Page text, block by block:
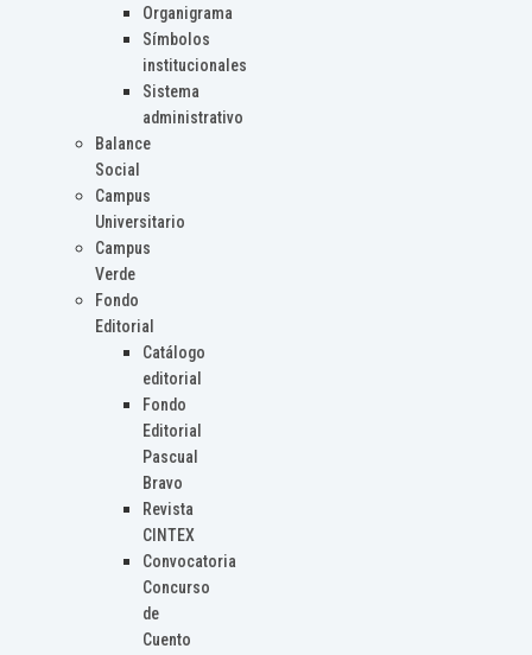
Organigrama
Símbolos
institucionales
Sistema
administrativo
Balance
Social
Campus
Universitario
Campus
Verde
Fondo
Editorial
Catálogo
editorial
Fondo
Editorial
Pascual
Bravo
Revista
CINTEX
Convocatoria
Concurso
de
Cuento